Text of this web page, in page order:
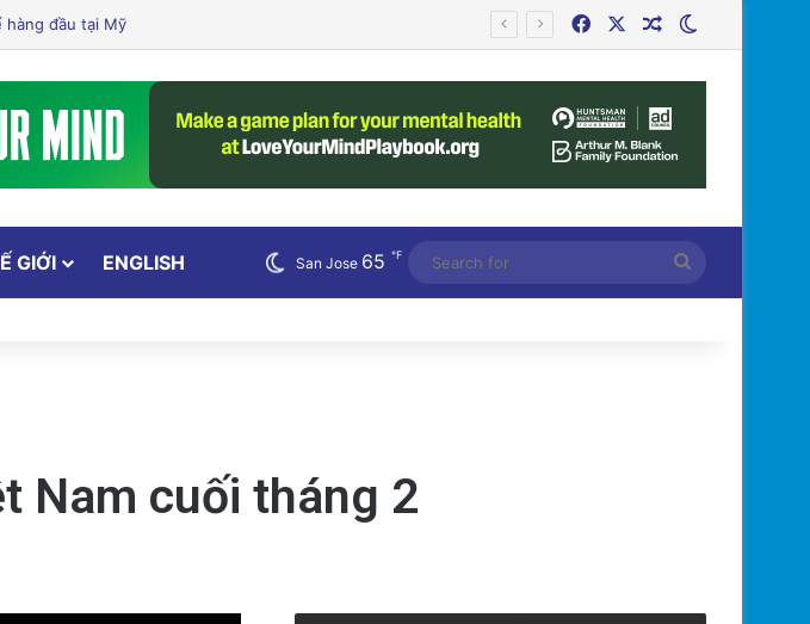
Dõi Nguyễn Phương Hằng Tại Việt Nam! FacebookRandom Article
GIỚI ENGLISH San Jose 65 ℉
for
Nam cuối tháng 2